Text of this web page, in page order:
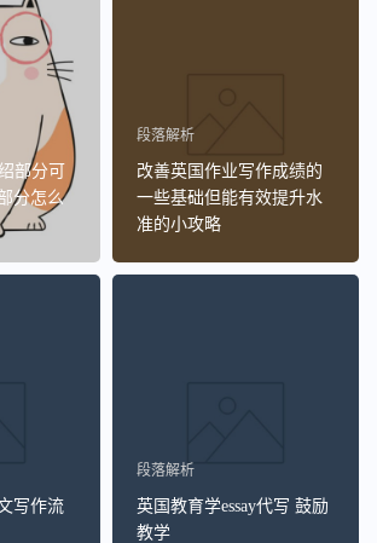
部分可
分怎么
段落解析
改善英国作业写作成绩的
一些基础但能有效提升水
准的小攻略
写作流
段落解析
英国教育学essay代写 鼓励
教学